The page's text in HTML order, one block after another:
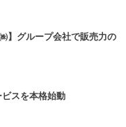
】グループ会社で販売力の
スを本格始動